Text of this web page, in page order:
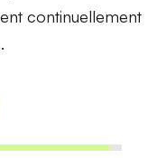
continuellement